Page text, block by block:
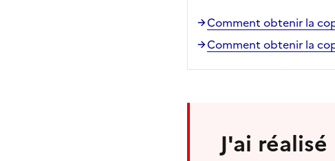
Comment obtenir la
Comment obtenir la
J'ai